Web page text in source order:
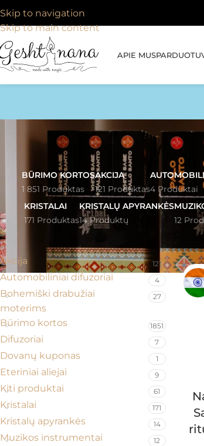
Skip to navigation
Skip to main content
APIE MUS
BŪRIMO KORTOS
1 851 Produktas
AKCIJA
121 Produktas4 Produktai
KRISTALAI
171 Produktas
KRISTALŲ APYRANKĖS
14 Produktų
12
PRODUKTŲ KATEGORIJOS
Akcija 121
Automobiliniai difuzoriai 4
Bohemiški drabužiai
moterims
27
Būrimo kortos 1851
Difuzoriai 7
Dovanų kuponas 1
Eteriniai aliejai 9
Kiti produktai 61
Kristalai 171
Kristalų apyrankės 14
Muzikos instrumentai 12